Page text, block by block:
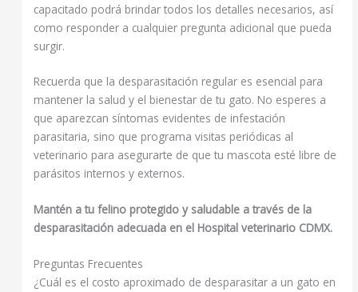
capacitado podrá brindar todos los detalles necesarios, así
como responder a cualquier pregunta adicional que pueda
surgir.
Recuerda que la desparasitación regular es esencial para
mantener la salud y el bienestar de tu gato. No esperes a
que aparezcan síntomas evidentes de infestación
parasitaria, sino que programa visitas periódicas al
veterinario para asegurarte de que tu mascota esté libre de
parásitos internos y externos.
Mantén a tu felino protegido y saludable a través de la
desparasitación adecuada en el Hospital veterinario CDMX.
Preguntas Frecuentes
¿Cuál es el costo aproximado de desparasitar a un gato en